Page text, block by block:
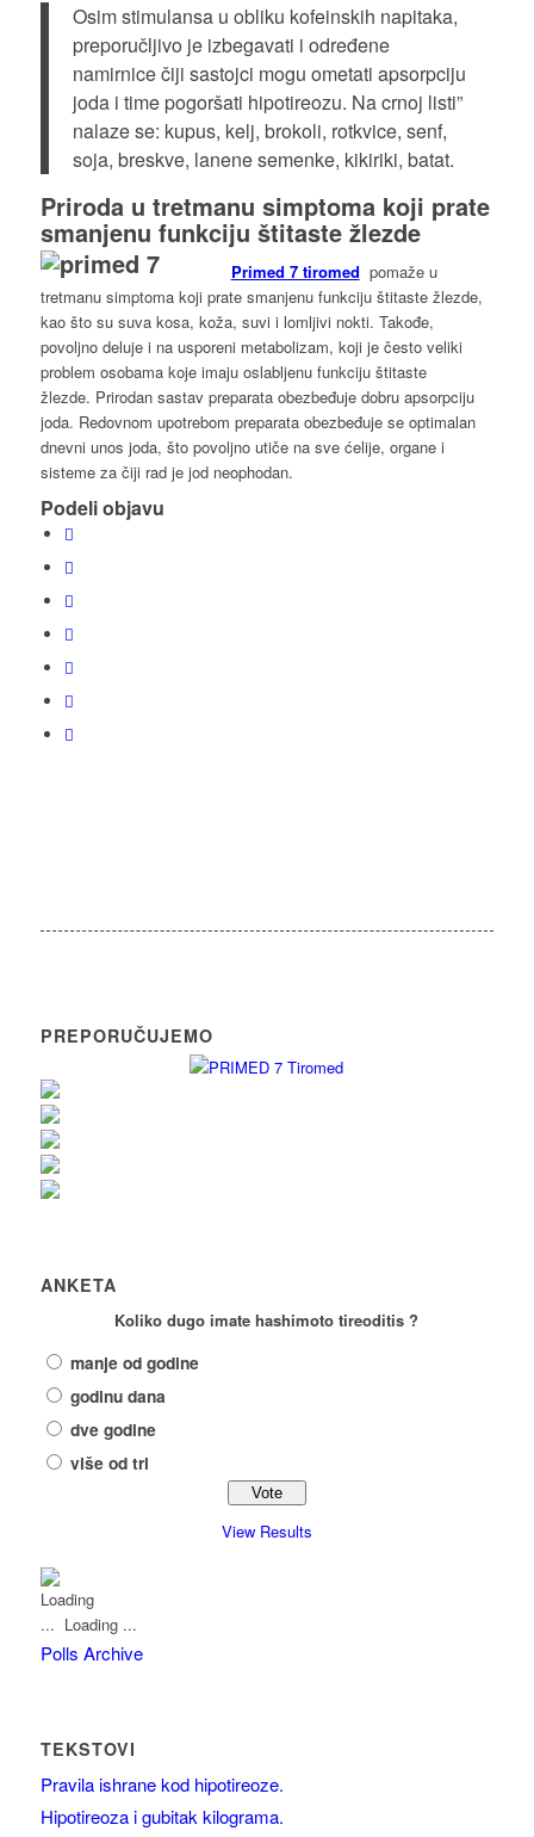
Osim stimulansa u obliku kofeinskih napitaka,
preporučljivo je izbegavati i određene
namirnice čiji sastojci mogu ometati apsorpciju
joda i time pogoršati hipotireozu. Na crnoj listi”
nalaze se: kupus, kelj, brokoli, rotkvice, senf,
soja, breskve, lanene semenke, kikiriki, batat.
Priroda u tretmanu simptoma koji prate
smanjenu funkciju štitaste žlezde
Primed 7 tiromed pomaže u
tretmanu simptoma koji prate smanjenu funkciju štitaste žlezde,
kao što su suva kosa, koža, suvi i lomljivi nokti. Takođe,
povoljno deluje i na usporeni metabolizam, koji je često veliki
problem osobama koje imaju oslabljenu funkciju štitaste
žlezde. Prirodan sastav preparata obezbeđuje dobru apsorpciju
joda. Redovnom upotrebom preparata obezbeđuje se optimalan
dnevni unos joda, što povoljno utiče na sve ćelije, organe i
sisteme za čiji rad je jod neophodan.
Podeli objavu
PREPORUČUJEMO
ANKETA
Koliko dugo imate hashimoto tireoditis ?
manje od godine
godinu dana
dve godine
više od tri
View Results
Loading ...
Polls Archive
TEKSTOVI
Pravila ishrane kod hipotireoze.
Hipotireoza i gubitak kilograma.